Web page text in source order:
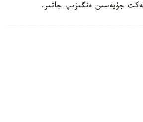
جۇيەسىن ەنگىزىپ جاتىر.